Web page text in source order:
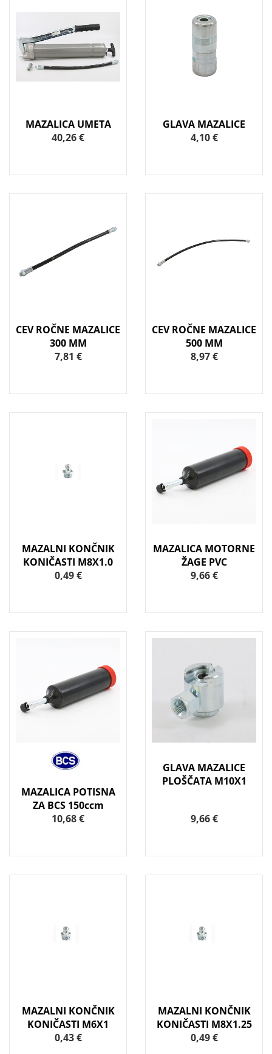
MAZALICA UMETA
40,26 €
GLAVA MAZALICE
4,10 €
CEV ROČNE MAZALICE
300 MM
7,81 €
CEV ROČNE MAZALICE
500 MM
8,97 €
MAZALNI KONČNIK
KONIČASTI M8X1.0
0,49 €
MAZALICA MOTORNE
ŽAGE PVC
9,66 €
MAZALICA POTISNA
ZA BCS 150ccm
10,68 €
GLAVA MAZALICE
PLOŠČATA M10X1
9,66 €
MAZALNI KONČNIK
KONIČASTI M6X1
0,43 €
MAZALNI KONČNIK
KONIČASTI M8X1.25
0,49 €